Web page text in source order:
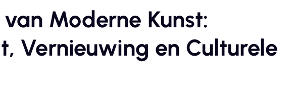
Moderne Kunst:
Vernieuwing en Culturele